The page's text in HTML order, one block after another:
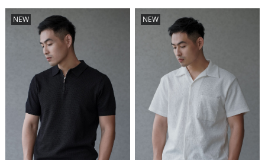
NEW NEW